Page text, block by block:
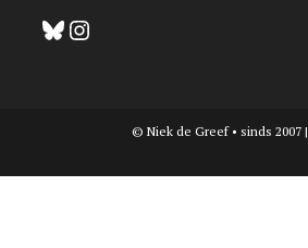
BlueskyInstagram
© Niek de Greef • sinds 2007 |